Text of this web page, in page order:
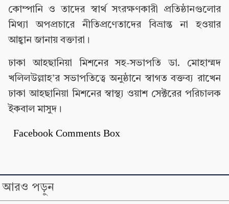
কোম্পানি ও তাদের স্বার্থ সংরক্ষণকারী প্রতিষ্ঠানগুলোর
মিথ্যা অপপ্রচারে নীতিপ্রণেতাদের বিভ্রান্ত না হওয়ার
আহ্বান জানায় বক্তারা।
ঢাকা আহছানিয়া মিশনের সহ-সভাপতি ডা. মোহাম্মদ
খলিলউল্লাহ’র সভাপতিত্বে অনুষ্ঠানে স্বাগত বক্তব্য রাখেন
ঢাকা আহছানিয়া মিশনের স্বাস্থ্য ওয়াশ সেক্টরের পরিচালক
ইকবাল মাসুদ।
Facebook Comments Box
আরও পড়ুন